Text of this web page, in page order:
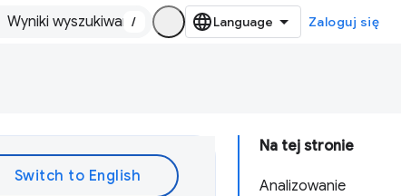
/ Zaloguj się
Na tej stronie
Analizowanie